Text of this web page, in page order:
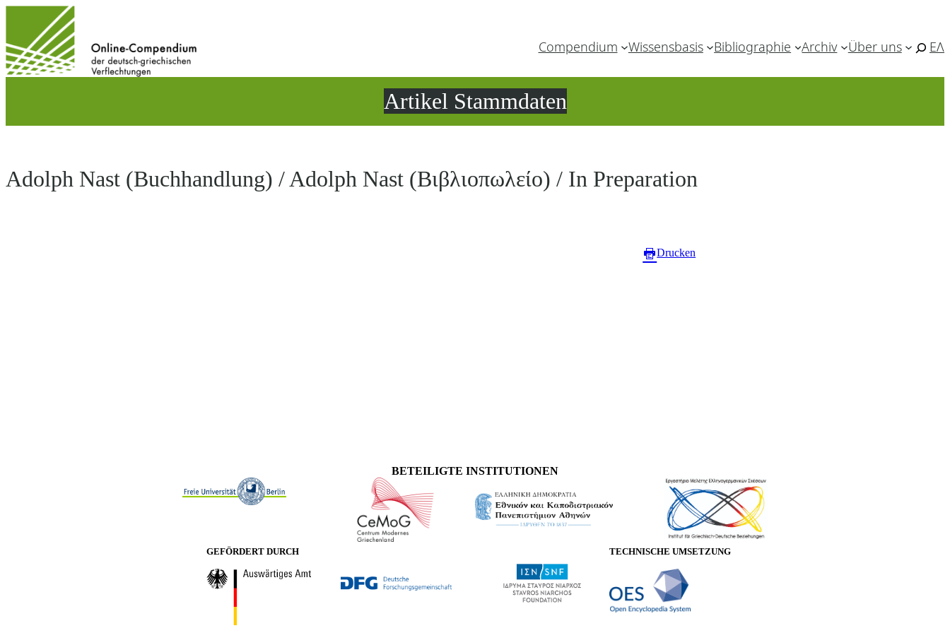
wechseln
Compendium Wissensbasis Bibliographie Archiv Über uns ΕΛ
Artikel Stammdaten
Adolph Nast (Buchhandlung) / Adolph Nast (Βιβλιοπωλείο) / In Preparation
Drucken
BETEILIGTE INSTITUTIONEN
GEFÖRDERT DURCH TECHNISCHE UMSETZUNG